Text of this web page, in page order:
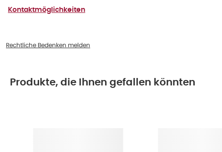
Kontaktmöglichkeiten
Rechtliche Bedenken melden
Produkte, die Ihnen gefallen könnten